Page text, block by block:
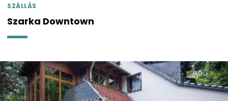
SZÁLLÁS
Szarka Downtown